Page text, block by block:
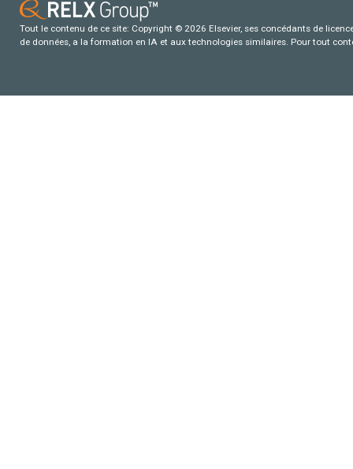
Tout le contenu de ce site: Copyright © 2026 Elsevier, ses concédants de
de données, a la formation en IA et aux technologies similaires. Pour tout